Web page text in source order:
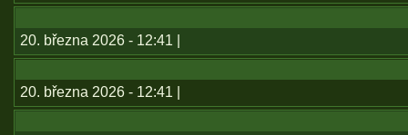
20. března 2026 - 12:41 |
20. března 2026 - 12:41 |